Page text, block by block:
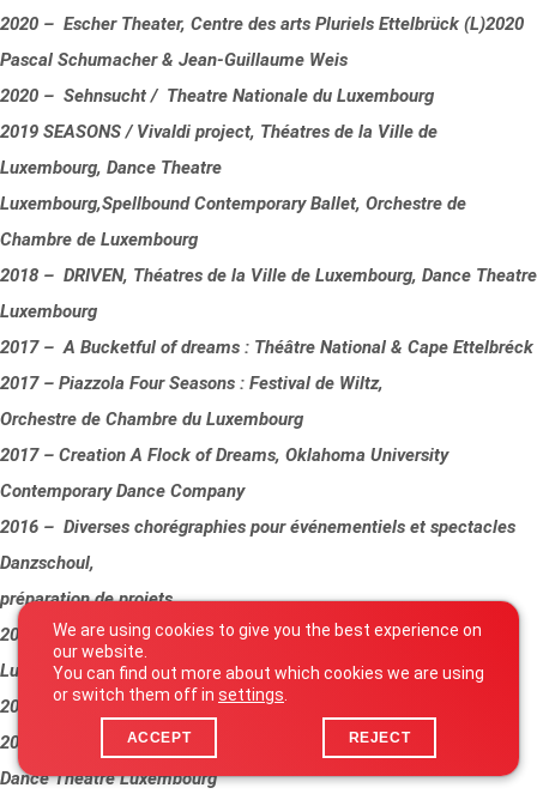
2020 – Escher Theater, Centre des arts Pluriels Ettelbrück (L)2020
Pascal Schumacher & Jean-Guillaume Weis
2020 – Sehnsucht / Theatre Nationale du Luxembourg
2019 SEASONS / Vivaldi project, Théatres de la Ville de
Luxembourg, Dance Theatre
Luxembourg,Spellbound Contemporary Ballet, Orchestre de
Chambre de Luxembourg
2018 – DRIVEN, Théatres de la Ville de Luxembourg, Dance Theatre
Luxembourg
2017 – A Bucketful of dreams : Théâtre National & Cape Ettelbréck
2017 – Piazzola Four Seasons : Festival de Wiltz,
Orchestre de Chambre du Luxembourg
2017 – Creation A Flock of Dreams, Oklahoma University
Contemporary Dance Company
2016 – Diverses chorégraphies pour événementiels et spectacles
Danzschoul,
préparation de projets
2015 – Flock : Grand Theatres. Les Theatres de la Ville de
Luxembourg
2015 – NGanso : chorégraphie clip vidéo de Modestine Ekete
2015 – playtime : CAPe/Ettelbrück, op der schmelz /Dudelange,
Dance Theatre Luxembourg
We are using cookies to give you the best experience on
our website.
You can find out more about which cookies we are using
or switch them off in settings
ACCEPT REJECT